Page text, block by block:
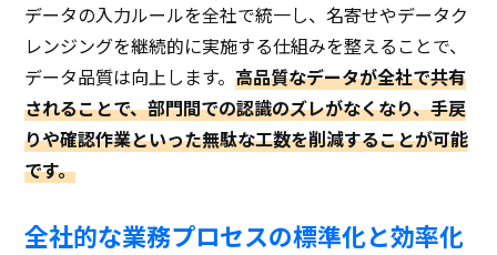
データの入力ルールを全社で統一し、名寄せやデータク
レンジングを継続的に実施する仕組みを整えることで、
データ品質は向上します。高品質なデータが全社で共有
されることで、部門間での認識のズレがなくなり、手戻
りや確認作業といった無駄な工数を削減することが可能
です。
全社的な業務プロセスの標準化と効率化